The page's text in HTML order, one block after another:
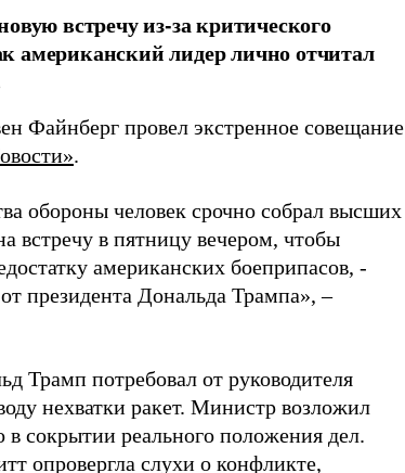
встречу из-за критического
американский лидер лично отчитал
Файнберг провел экстренное совещание
.
обороны человек срочно собрал высших
встречу в пятницу вечером, чтобы
американских боеприпасов, -
президента Дональда Трампа», –
Трамп потребовал от руководителя
нехватки ракет. Министр возложил
в сокрытии реального положения дел.
опровергла слухи о конфликте,